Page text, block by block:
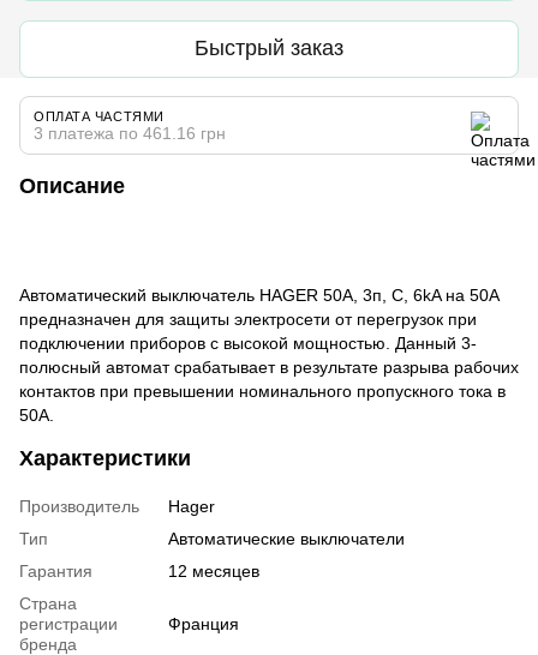
Быстрый заказ
ОПЛАТА ЧАСТЯМИ
3 платежа по 461.16 грн
Описание
Автоматический выключатель HAGER 50A, 3п, C, 6kA на 50A
предназначен для защиты электросети от перегрузок при
подключении приборов с высокой мощностью. Данный 3-
полюсный автомат срабатывает в результате разрыва рабочих
контактов при превышении номинального пропускного тока в
50A.
Характеристики
Производитель
Hager
Тип
Автоматические выключатели
Гарантия
12 месяцев
Страна
регистрации
бренда
Франция